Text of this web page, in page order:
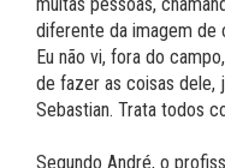
diferente da imagem de
Eu não vi, fora do
de fazer as coisas dele,
Sebastian. Trata todos
Segundo André, o